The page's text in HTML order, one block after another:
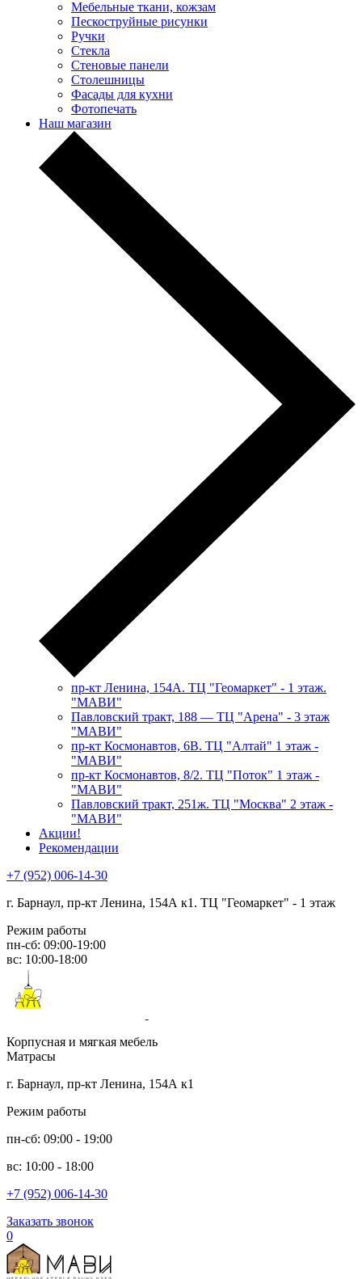
Мебельные ткани, кожзам
Пескоструйные рисунки
Ручки
Стекла
Стеновые панели
Столешницы
Фасады для кухни
Фотопечать
Наш магазин
пр-кт Ленина, 154А. ТЦ "Геомаркет" - 1 этаж.
"МАВИ"
​Павловский тракт, 188 — ТЦ "Арена" - 3 этаж
"МАВИ"
пр-кт Космонавтов, 6В. ТЦ "Алтай" 1 этаж -
"МАВИ"
пр-кт Космонавтов, 8/2. ТЦ "Поток" 1 этаж -
"МАВИ"
Павловский тракт, 251ж. ТЦ "Москва" 2 этаж -
"МАВИ"
Акции!
Рекомендации
+7 (952) 006-14-30
г. Барнаул, пр-кт Ленина, 154А к1. ТЦ "Геомаркет" - 1 этаж
Режим работы
пн-сб: 09:00-19:00
вс: 10:00-18:00
Корпусная и мягкая мебель
Матрасы
г. Барнаул, пр-кт Ленина, 154А к1
Режим работы
пн-сб: 09:00 - 19:00
вс: 10:00 - 18:00
+7 (952) 006-14-30
Заказать звонок
0